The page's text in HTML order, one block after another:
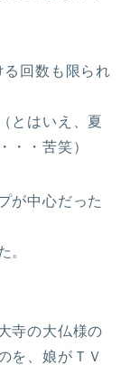
る回数も限られ
とはいえ、夏
・・苦笑）
が中心だった
。
寺の大仏様の
を、娘がＴＶ